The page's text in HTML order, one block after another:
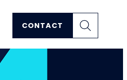
CONTACT